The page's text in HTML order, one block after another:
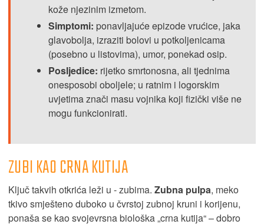
kože njezinim izmetom.
Simptomi: ponavljajuće epizode vrućice, jaka
glavobolja, izraziti bolovi u potkoljenicama
(posebno u listovima), umor, ponekad osip.
Posljedice: rijetko smrtonosna, ali tjednima
onesposobi oboljele; u ratnim i logorskim
uvjetima znači masu vojnika koji fizički više ne
mogu funkcionirati.
ZUBI KAO CRNA KUTIJA
Ključ takvih otkrića leži u - zubima. Zubna pulpa, meko
tkivo smješteno duboko u čvrstoj zubnoj kruni i korijenu,
ponaša se kao svojevrsna biološka „crna kutija“ – dobro